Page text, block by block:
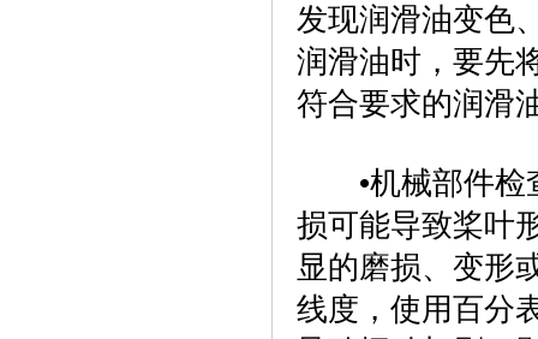
发现润滑油变色
润滑油时，要先
符合要求的润滑
‌•机械部件检
损可能导致桨叶
显的磨损、变形
线度，使用百分